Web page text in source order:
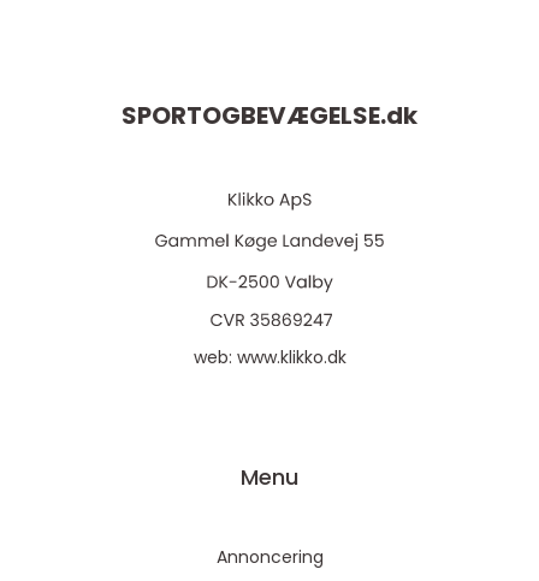
SPORTOGBEVÆGELSE.dk
web: www.klikko.dk
Menu
Annoncering